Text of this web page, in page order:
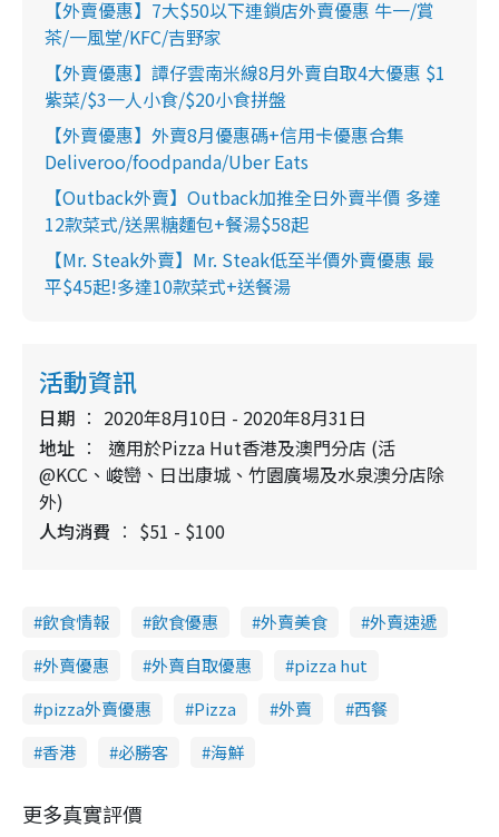
【外賣優惠】7大$50以下連鎖店外賣優惠 牛一/賞
茶/一風堂/KFC/吉野家
【外賣優惠】譚仔雲南米線8月外賣自取4大優惠 $1
紫菜/$3一人小食/$20小食拼盤
【外賣優惠】外賣8月優惠碼+信用卡優惠合集
Deliveroo/foodpanda/Uber Eats
【Outback外賣】Outback加推全日外賣半價 多達
12款菜式/送黑糖麵包+餐湯$58起
【Mr. Steak外賣】Mr. Steak低至半價外賣優惠 最
平$45起!多達10款菜式+送餐湯
活動資訊
日期
2020年8月10日 - 2020年8月31日
地址
適用於Pizza Hut香港及澳門分店 (活
@KCC、峻巒、日出康城、竹園廣場及水泉澳分店除
外)
人均消費
$51 - $100
飲食情報 飲食優惠 外賣美食
外賣速遞
外賣優惠
外賣自取優惠
pizza hut
pizza外賣優惠
Pizza 外賣
西餐
香港
必勝客 海鮮
更多真實評價